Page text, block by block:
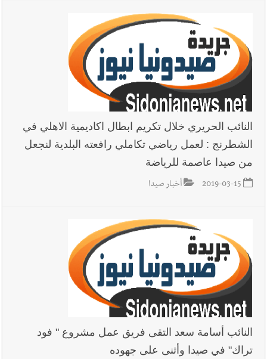
معاناة المواطنين
أخبار لبنان الرئيس بري يدعو الى جلسة عامة في 11 و12 الحالي
أخبار لبنان
قوى الأمن الداخلي : توقيف منفّذ عمليات نشل في
جبل لبنان
يبقى الشعب الفلسطيني يعيش كل هذا الألم؟ وإلى متى تستمر هذه
المعاناة التي تمزق القلوب والضمائر؟
النائب الحريري خلال تكريم ابطال اكاديمية الاهلي في
الشطرنج : لعمل رياضي تكاملي رافعته البلدية لنجعل
من صيدا عاصمة للرياضة
2019-03-15 أخبار صيدا
النائب أسامة سعد التقى فريق عمل مشروع " فود
تراك" في صيدا وأثنى على جهوده